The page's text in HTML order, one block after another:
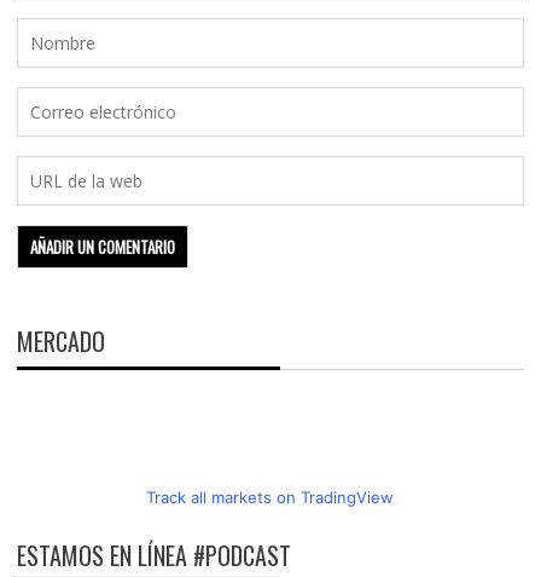
MERCADO
Track all markets on TradingView
ESTAMOS EN LÍNEA #PODCAST